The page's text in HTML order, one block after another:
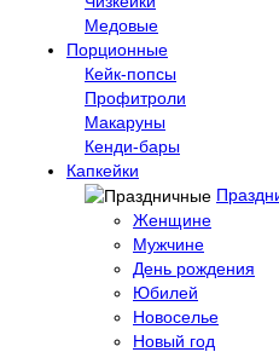
Медовые
Порционные
Кейк-попсы
Профитроли
Макаруны
Кенди-бары
Капкейки
Женщине
Мужчине
День рождения
Юбилей
Новоселье
Новый год